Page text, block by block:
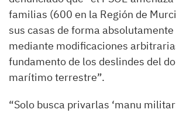
familias (600 en la Región de
sus casas de forma
mediante modificaciones
fundamento de los deslindes del
marítimo terrestre”.
“Solo busca privarlas ‘manu